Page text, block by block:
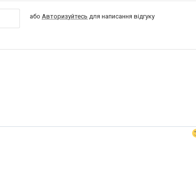
абоАвторизуйтесь для написання відгуку